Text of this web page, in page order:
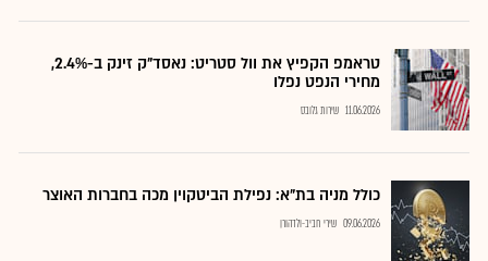
טראמפ הקפיץ את וול סטריט: נאסד"ק זינק ב-2.4%,
מחירי הנפט נפלו
11.06.2026 שירות גלובס
כולל מניה בת"א: נפילת הביטקוין מכה בחברות האוצר
09.06.2026 שירי חביב-ולדהורן